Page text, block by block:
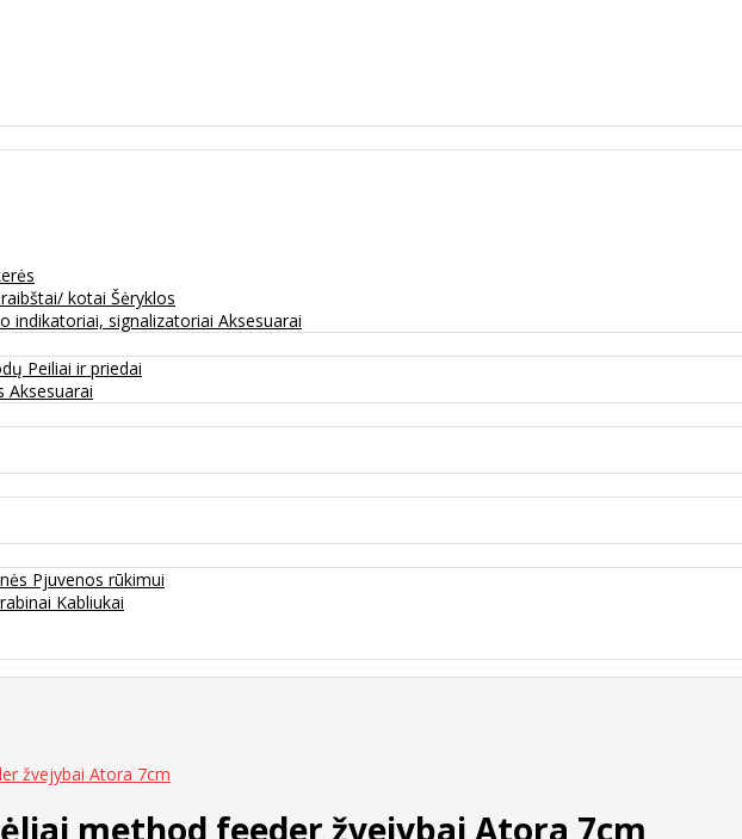
kotai Šėryklos
indikatoriai, signalizatoriai Aksesuarai
Peiliai ir priedai
Aksesuarai
Pjuvenos rūkimui
Kabliukai
žvejybai Atora 7cm